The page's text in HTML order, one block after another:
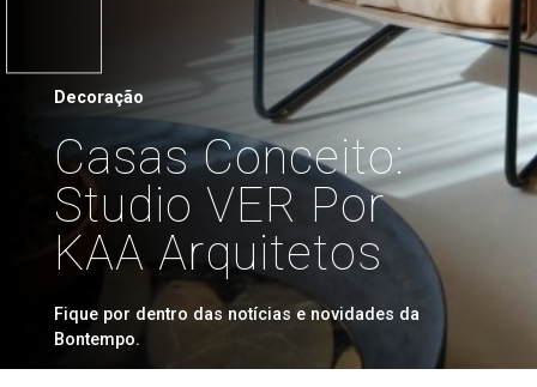
Decoração
Casas Conceito:
Studio VER Por
KAA Arquitetos
Fique por dentro das notícias e novidades da
Bontempo.